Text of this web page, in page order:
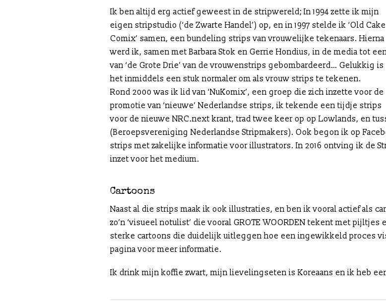
Ik ben altijd erg actief geweest in de stripwereld; In 1994 zette ik mijn
eigen stripstudio (‘de Zwarte Handel’) op, en in 1997 stelde ik ‘Old Cake
Comix’ samen, een bundeling strips van vrouwelijke tekenaars. Hierna
werd ik, samen met Barbara Stok en Gerrie Hondius, in de media tot
van ‘de Grote Drie’ van de vrouwenstrips gebombardeerd… Gelukkig is
het inmiddels een stuk normaler om als vrouw strips te tekenen.
Rond 2000 was ik lid van ‘NuKomix’, een groep die zich inzette voor de
promotie van ‘nieuwe’ Nederlandse strips, ik tekende een tijdje strips
voor de nieuwe NRC.next krant, trad twee keer op op Lowlands, en
(Beroepsvereniging Nederlandse Stripmakers). Ook begon ik op
strips met zakelijke informatie voor illustrators. In 2016 ontving ik de
inzet voor het medium.
Cartoons
Naast al die strips maak ik ook illustraties, en ben ik vooral actief als
zo’n ‘visueel notulist’ die vooral GROTE WOORDEN tekent met
sterke cartoons die duidelijk uitleggen hoe een ingewikkeld proces
pagina voor meer informatie.
Ik drink mijn koffie zwart, mijn lievelingseten is Koreaans en ik heb